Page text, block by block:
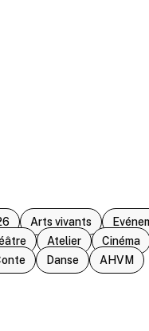
Arts vivants
Atelier
Cinéma
Danse AHVM